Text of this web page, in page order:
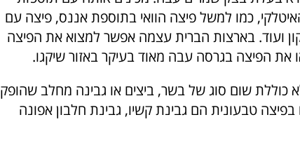
כמו למשל פיצה הוואי בתוספת אננס, פיצה עם
ועוד. בארצות הברית עצמה אפשר למצוא את הפיצה
את הפיצה בגרסה עבה מאוד בעיקר באזור שיקגו.
כוללת שום סוג של בשר, ביצים או גבינה מחלב שהופק
טבעונית הם גבינת קשיו, גבינת חלבון אפונה